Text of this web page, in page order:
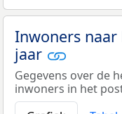
Inwoners
jaar
Gegevens over de
inwoners in het